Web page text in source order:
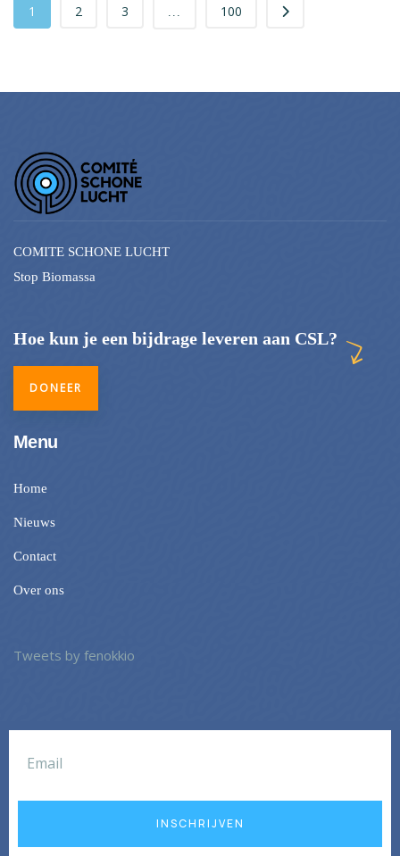
1 2 3 ... 100
COMITE SCHONE LUCHT
Stop Biomassa
Hoe kun je een bijdrage leveren aan CSL?
DONEER
Menu
Home
Nieuws
Contact
Over ons
Tweets by fenokkio